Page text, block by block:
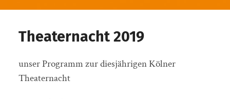
Theaternacht 2019
unser Programm zur diesjährigen Kölner
Theaternacht